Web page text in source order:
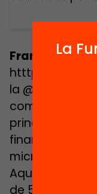
Francesc
htttp://
la
comunitat i la
principal per
finançament
Aquest vídeo
de 5 vídeos
La